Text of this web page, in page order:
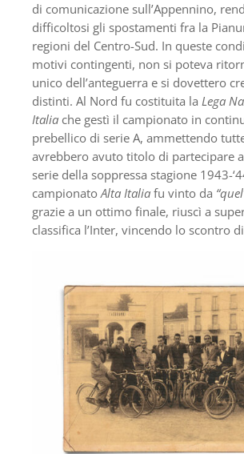
di comunicazione sull’Appennino,
difficoltosi gli spostamenti fra la
regioni del Centro-Sud. In queste
motivi contingenti, non si poteva
unico dell’anteguerra e si dovettero
distinti. Al Nord fu costituita la Lega
Italia che gestì il campionato in
prebellico di serie A, ammettendo
avrebbero avuto titolo di partecipare
serie della soppressa stagione 1943-
campionatoAlta Italia fu vinto da
grazie a un ottimo finale, riuscì a
classifica l’Inter, vincendo lo scontro